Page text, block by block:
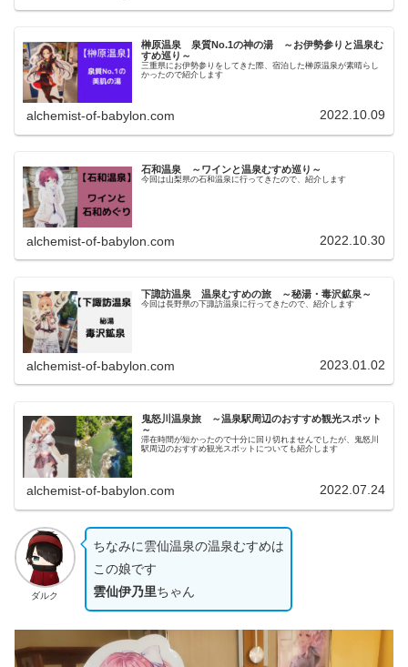
榊原温泉 泉質No.1の神の湯 ～お伊勢参りと温泉む
すめ巡り～
三重県にお伊勢参りをしてきた際、宿泊した榊原温泉が素晴らし
かったので紹介します
alchemist-of-babylon.com 2022.10.09
石和温泉 ～ワインと温泉むすめ巡り～
今回は山梨県の石和温泉に行ってきたので、紹介します
alchemist-of-babylon.com 2022.10.30
下諏訪温泉 温泉むすめの旅 ～秘湯・毒沢鉱泉～
今回は長野県の下諏訪温泉に行ってきたので、紹介します
alchemist-of-babylon.com 2023.01.02
鬼怒川温泉旅 ～温泉駅周辺のおすすめ観光スポット
～
滞在時間が短かったので十分に回り切れませんでしたが、鬼怒川
駅周辺のおすすめ観光スポットについても紹介します
alchemist-of-babylon.com 2022.07.24
ダルク
ちなみに雲仙温泉の温泉むすめは
この娘です
雲仙伊乃里ちゃん